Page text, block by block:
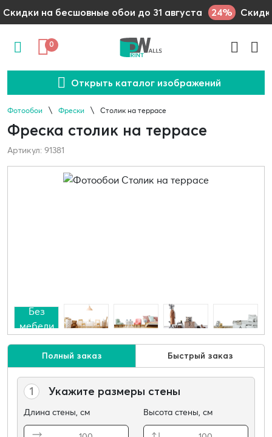
Скидки на бесшовные обои до 31 августа 24%
0
Открыть каталог изображений
Фотообои Фрески Столик на террасе
Фреска столик на террасе
Артикул: 91381
Без
мебели
Полный заказ Быстрый заказ
1 Укажите размеры стены
Длина стены, см Высота стены, см